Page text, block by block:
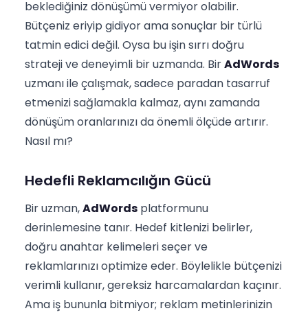
beklediğiniz dönüşümü vermiyor olabilir.
Bütçeniz eriyip gidiyor ama sonuçlar bir türlü
tatmin edici değil. Oysa bu işin sırrı doğru
strateji ve deneyimli bir uzmanda. BirAdWords
uzmanı ile çalışmak, sadece paradan tasarruf
etmenizi sağlamakla kalmaz, aynı zamanda
dönüşüm oranlarınızı da önemli ölçüde artırır.
Nasıl mı?
Hedefli Reklamcılığın Gücü
Bir uzman,AdWords platformunu
derinlemesine tanır. Hedef kitlenizi belirler,
doğru anahtar kelimeleri seçer ve
reklamlarınızı optimize eder. Böylelikle bütçenizi
verimli kullanır, gereksiz harcamalardan kaçınır.
Ama iş bununla bitmiyor; reklam metinlerinizin